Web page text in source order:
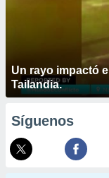
Un rayo impactó
Tailandia.
Síguenos